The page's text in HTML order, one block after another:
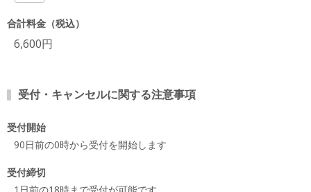
合計料金（税込）
6,600円
受付・キャンセルに関する注意事項
受付開始
90日前の0時から受付を開始します
受付締切